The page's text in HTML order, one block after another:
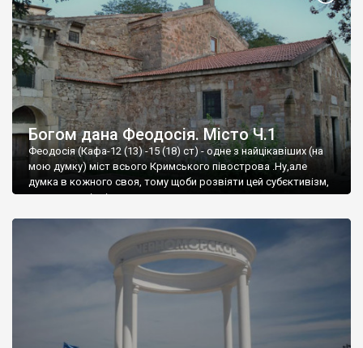
Богом дана Феодосія. Місто Ч.1
Феодосія (Кафа-12 (13) -15 (18) ст) - одне з найцікавіших (на
мою думку) міст всього Кримського півострова .Ну,але
думка в кожного своя, тому щоби розвіяти цей субєктивізм,
запрошую відвідати це